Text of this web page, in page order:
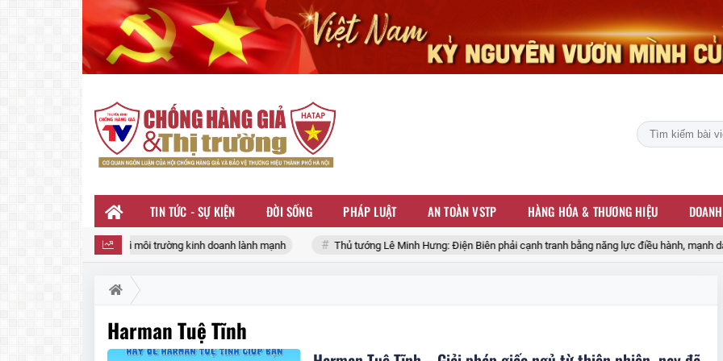
TIN TỨC - SỰ KIỆN ĐỜI SỐNG PHÁP LUẬT AN TOÀN VSTP HÀNG HÓA & THƯƠNG HIỆU
sức mạnh liên kết vì môi trường kinh doanh lành mạnh Thủ tướng Lê Minh Hưng: Điện Biên phải cạnh tranh bằng năng lực điều hành, mạnh dạn
Harman Tuệ Tĩnh